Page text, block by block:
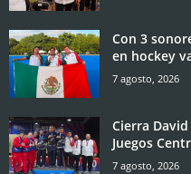
Con 3
en hockey
7 agosto, 2026
Cierra
Juegos
7 agosto, 2026